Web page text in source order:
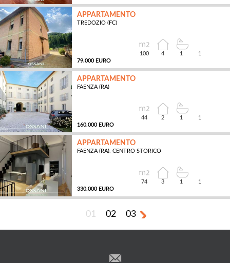
APPARTAMENTO
TREDOZIO (FC)
79.000 EURO
100 4 1 1
APPARTAMENTO
FAENZA (RA)
160.000 EURO
44 2 1 1
APPARTAMENTO
FAENZA (RA), CENTRO STORICO
330.000 EURO
74
MQ
3 1 1
01 02 03